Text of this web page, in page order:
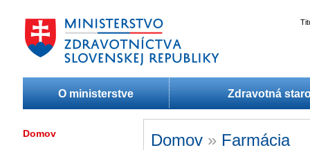
O ministerstve Zdravotná
Domov Domov » Farmácia